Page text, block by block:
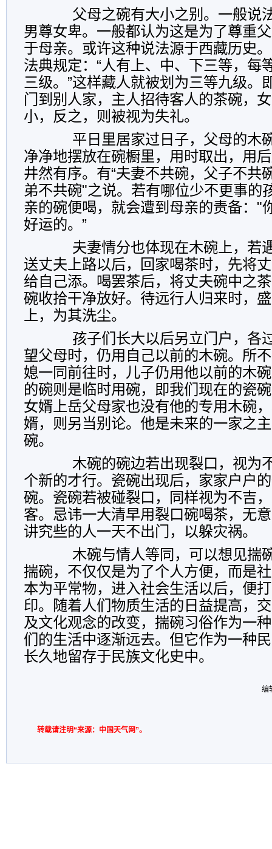
父母之碗有大小之别。一般说
男尊女卑。一般都认为这是为了尊重
于母亲。或许这种说法源于西藏历史
法典规定：“人有上、中、下三等，每
三级。”这样藏人就被划为三等九级。
门到别人家，主人招待客人的茶碗，
小，反之，则被视为失礼。
平日里居家过日子，父母的木
净净地摆放在碗橱里，用时取出，用
井然有序。有“夫妻不共碗，父子不共
弟不共碗"之说。若有哪位少不更事的
亲的碗便喝，就会遭到母亲的责备："
好运的。”
夫妻情分也体现在木碗上，若
送丈夫上路以后，回家喝茶时，先将
给自己添。喝罢茶后，将丈夫碗中之
碗收拾干净放好。待远行人归来时，
上，为其洗尘。
孩子们长大以后另立门户，各
望父母时，仍用自己以前的木碗。所
媳一同前往时，儿子仍用他以前的木
的碗则是临时用碗，即我们现在的瓷
女婿上岳父母家也没有他的专用木碗
婿，则另当别论。他是未来的一家之
碗。
木碗的碗边若出现裂口，视为
个新的才行。瓷碗出现后，家家户户
碗。瓷碗若被碰裂口，同样视为不吉
客。忌讳一大清早用裂口碗喝茶，无
讲究些的人一天不出门，以躲灾祸。
木碗与情人等同，可以想见揣
揣碗，不仅仅是为了个人方便，而是
本为平常物，进入社会生活以后，便
印。随着人们物质生活的日益提高，
及文化观念的改变，揣碗习俗作为一
们的生活中逐渐远去。但它作为一种
长久地留存于民族文化史中。
编
转载请注明“来源：中国天气网”。